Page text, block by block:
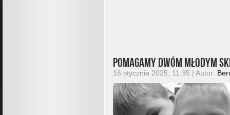
Pomagamy dwóm młodym
16 stycznia 2025, 11:35 | Autor: